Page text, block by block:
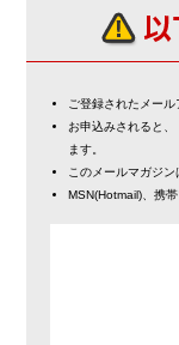
ご登録されたメー
お申込みされると
ます。
このメールマガジ
MSN(Hotmail)、携